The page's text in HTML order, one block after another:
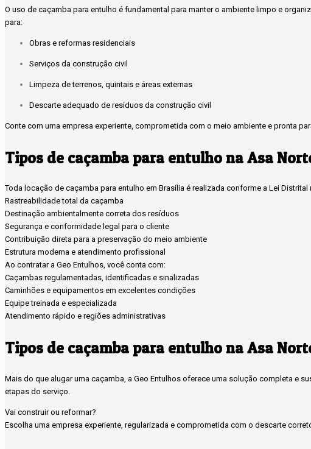
O uso de caçamba para entulho é fundamental para manter o ambiente limpo e
para:
Obras e reformas residenciais
Serviços da construção civil
Limpeza de terrenos, quintais e áreas externas
Descarte adequado de resíduos da construção civil
Conte com uma empresa experiente, comprometida com o meio ambiente e pronta
Tipos de caçamba para entulho na Asa
Toda locação de caçamba para entulho em Brasília é realizada conforme a Lei
Rastreabilidade total da caçamba
Destinação ambientalmente correta dos resíduos
Segurança e conformidade legal para o cliente
Contribuição direta para a preservação do meio ambiente
Estrutura moderna e atendimento profissional
Ao contratar a Geo Entulhos, você conta com:
Caçambas regulamentadas, identificadas e sinalizadas
Caminhões e equipamentos em excelentes condições
Equipe treinada e especializada
Atendimento rápido e regiões administrativas
Tipos de caçamba para entulho na Asa
Mais do que alugar uma caçamba, a Geo Entulhos oferece uma solução completa e
etapas do serviço.
Vai construir ou reformar?
Escolha uma empresa experiente, regularizada e comprometida com o descarte